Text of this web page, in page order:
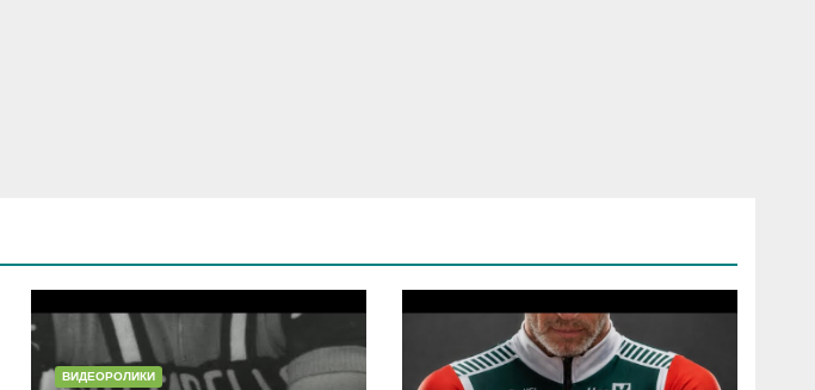
ВИДЕОРОЛИКИ